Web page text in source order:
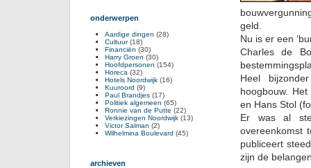
geld.
Nu is er een
Charles de
Heel
hoogbouw.
en Hans Stol
Er was al
overeenkomst
publiceert
zijn de
onderwerpen
Aardige dingen (28)
Cultuur(18)
Financiën (30)
Harry Groen (30)
Hoofdpersonen (154)
Horeca (32)
Hotels Noordwijk (16)
Kuuroord (9)
Paul Brandjes (17)
Politiek algemeen (65)
Ronnie van de Putte (22)
Verkiezingen Noordwijk (13)
Victor Salman (2)
Wilhelmina Boulevard (45)
archieven